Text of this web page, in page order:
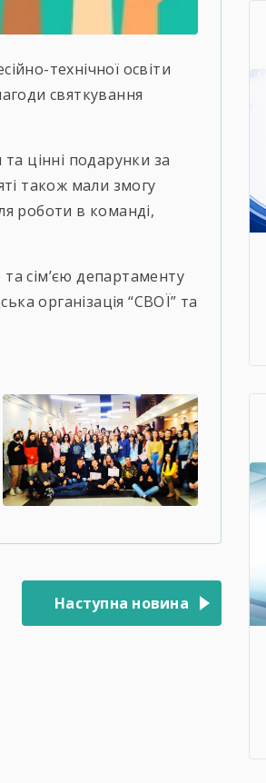
технічної освіти
святкування
цінні подарунки за
також мали змогу
роботи в команді,
сім’єю департаменту
організація “СВОЇ” та
Наступна новина